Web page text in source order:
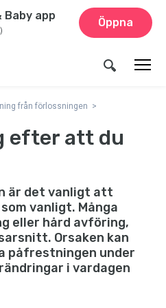
Baby app
Öppna
från förlossningen
efter att du
är det vanligt att
vanligt. Många
eller hård avföring,
Orsaken kan
påfrestningen under
i vardagen